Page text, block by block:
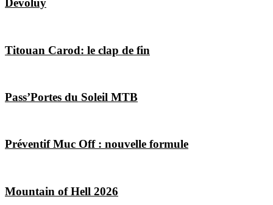
Dévoluy
Titouan Carod: le clap de fin
Pass’Portes du Soleil MTB
Préventif Muc Off : nouvelle formule
Mountain of Hell 2026